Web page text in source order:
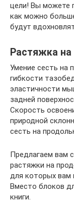
цели! Вы можете
как можно
будут
Растяжка
Умение сесть на
гибкости
эластичности
задней
Скорость
природной
сесть на
Предлагаем вам
растяжки на
для которых вам
Вместо блоков
книги.